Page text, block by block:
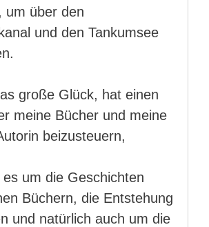
um über den
und den Tankumsee
große Glück, hat einen
meine Bücher und meine
beizusteuern,
es um die Geschichten
Büchern, die Entstehung
und natürlich auch um die